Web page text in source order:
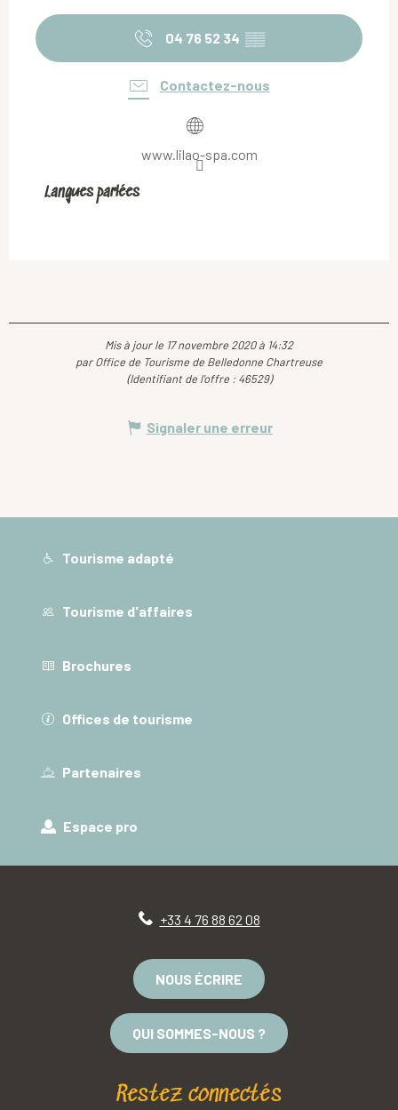
04 76 52 34 ▒▒
Contactez-nous
www.lilao-spa.com
Langues parlées
Langues parlées
Mis à jour le 17 novembre 2020 à 14:32
par Office de Tourisme de Belledonne Chartreuse
(Identifiant de l'offre : 46529)
Signaler une erreur
Tourisme adapté
Tourisme d'affaires
Brochures
Offices de tourisme
Partenaires
Espace pro
+33 4 76 88 62 08
NOUS ÉCRIRE
QUI SOMMES-NOUS ?
Restez connectés